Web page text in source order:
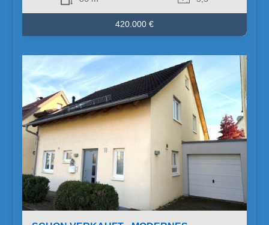
420.000 €